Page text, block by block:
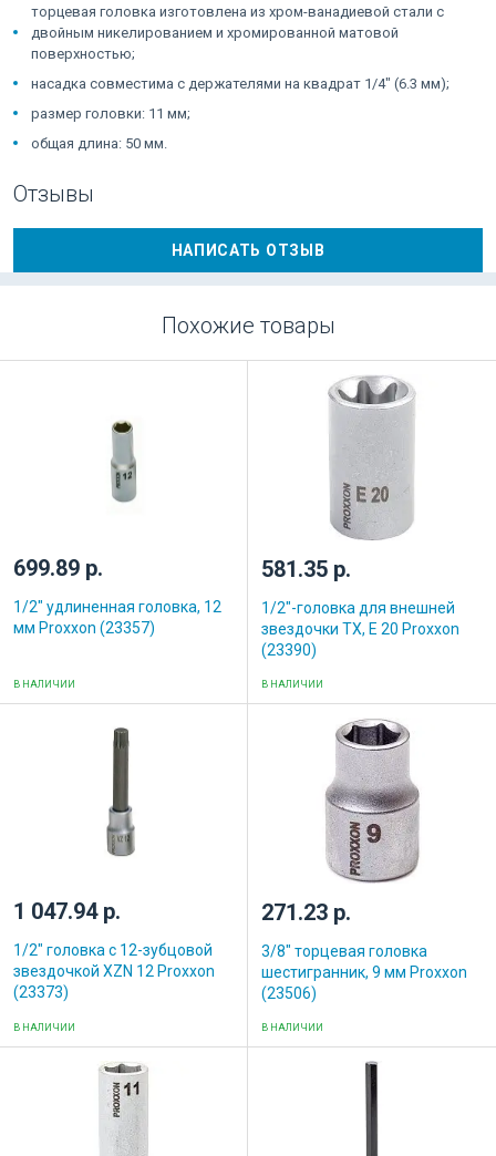
торцевая головка изготовлена из хром-ванадиевой стали с
двойным никелированием и хромированной матовой
поверхностью;
насадка совместима с держателями на квадрат 1/4" (6.3 мм);
размер головки: 11 мм;
общая длина: 50 мм.
Отзывы
НАПИСАТЬ ОТЗЫВ
Похожие товары
699.89 р.
1/2" удлиненная головка, 12
мм Proxxon (23357)
В НАЛИЧИИ
581.35 р.
1/2"-головка для внешней
звездочки ТХ, E 20 Proxxon
(23390)
В НАЛИЧИИ
1 047.94 р.
1/2" головка с 12-зубцовой
звездочкой XZN 12 Proxxon
(23373)
В НАЛИЧИИ
271.23 р.
3/8" торцевая головка
шестигранник, 9 мм Proxxon
(23506)
В НАЛИЧИИ